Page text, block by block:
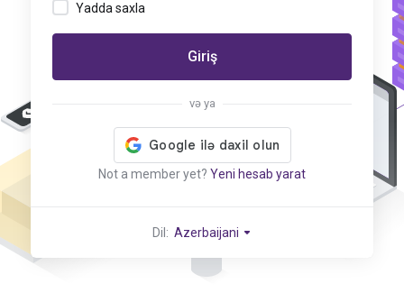
Yadda saxla
Giriş
və ya
Not a member yet? Yeni hesab yarat
Dil: Azerbaijani